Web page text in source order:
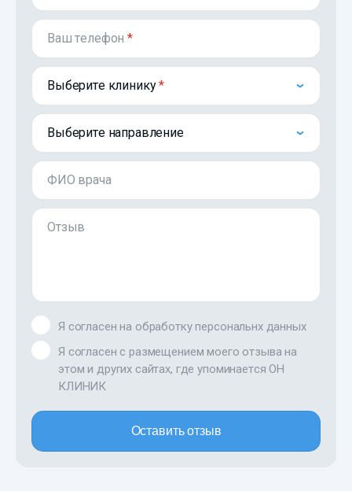
Ваш телефон*
Выберите клинику
Выберите направление
ФИО врача
Отзыв
Я согласен на обработку персональнх данных
Я согласен с размещением моего отзыва на
этом и других сайтах, где упоминается ОН
КЛИНИК
Оставить отзыв